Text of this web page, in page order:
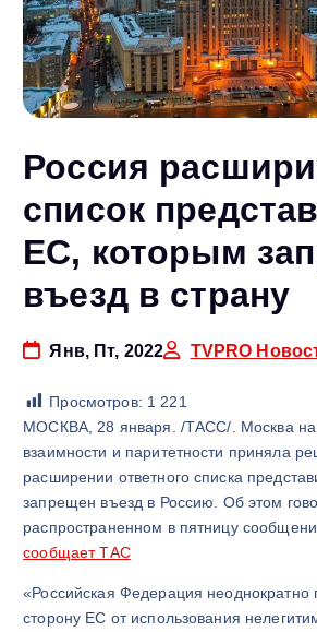
Россия
список
ЕС, которым
въезд в страну
Янв, Пт, 2022 TVPRO
Просмотров: 1 221
МОСКВА, 28 января. /ТАСС/. Москва на
взаимности и паритетности приняла
расширении ответного списка
запрещен въезд в Россию. Об этом
распространенном в пятницу
сообщает ТАС
«Российская Федерация неоднократно
сторону ЕС от использования